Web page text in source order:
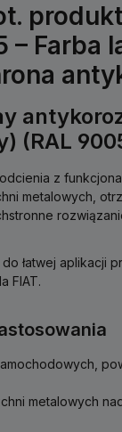
– Farba
(RAL
z
metalowych,
łatwej aplikacji
FIAT.
metalowych